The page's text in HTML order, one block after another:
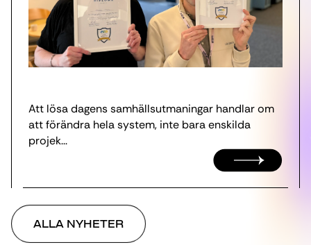
Att lösa dagens samhällsutmaningar handlar om
att förändra hela system, inte bara enskilda
projek...
ALLA NYHETER